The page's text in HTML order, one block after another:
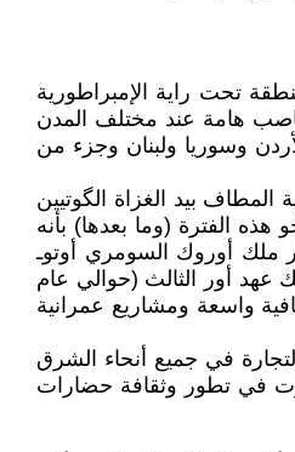
الأكدي (عام 2334 ـ 2279 قبل الميلاد)، الذي وحّد المنطقة تحت راية الإمبراطورية
هامة عند مختلف المدن
بالأردن وسوريا ولبنان وجزء من
بعد وفاته وسقطت في نهاية المطاف بيد الغزاة الگوتيين
عام 2141 ـ 2050 قبل الميلاد)، والذي وصفه مؤرخو هذه الفترة (وما بعدها) بأنه
ملك أوروك السومري أوتوـ
نمّو (عام 2112-2094 قبل الميلاد) الحرب ، مُدشناً بذلك عهد أور الثالث (حوالي عام
كما شهد عهد أور الثالث نهضة ثقافية واسعة ومشاريع عمرانية
في جميع أنحاء الشرق
" ظهرت في سومر القديمة، والتي أثرت في تطور وثقافة حضارات